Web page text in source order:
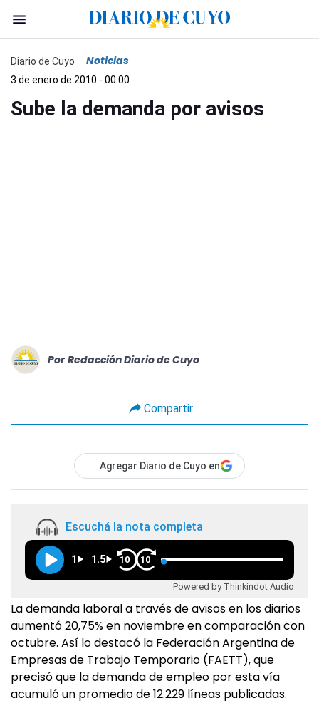
Diario de Cuyo Noticias
3 de enero de 2010 - 00:00
Sube la demanda por avisos
Por Redacción Diario de Cuyo
Compartir
Agregar Diario de Cuyo en
Escuchá la nota completa
1 1.5 10 10
Powered by Thinkindot Audio
La demanda laboral a través de avisos en los diarios
aumentó 20,75% en noviembre en comparación con
octubre. Así lo destacó la Federación Argentina de
Empresas de Trabajo Temporario (FAETT), que
precisó que la demanda de empleo por esta vía
acumuló un promedio de 12.229 líneas publicadas.